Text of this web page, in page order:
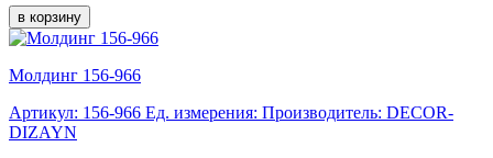
в корзину
Молдинг 156-966
Артикул: 156-966 Ед. измерения: Производитель: DECOR-
DIZAYN